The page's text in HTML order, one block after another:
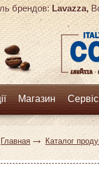
брендов:Lavazza,
Магазин
Главная Каталог